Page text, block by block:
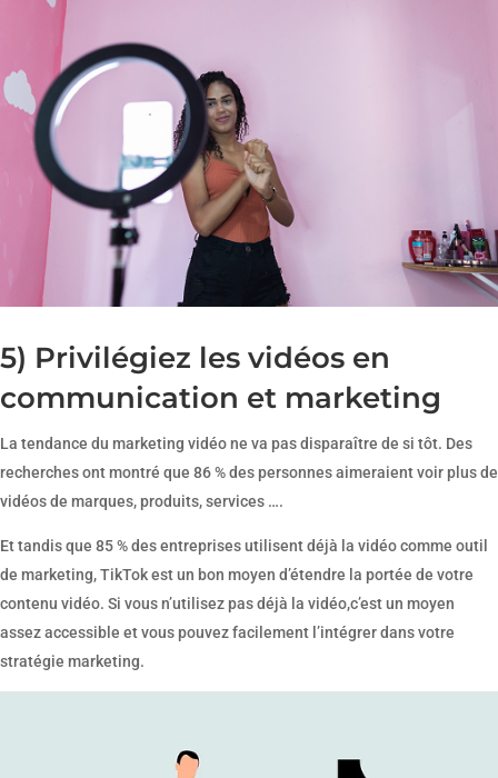
5) Privilégiez les vidéos en
communication et marketing
La tendance du marketing vidéo ne va pas disparaître de si tôt. Des
recherches ont montré que 86 % des personnes aimeraient voir plus de
vidéos de marques, produits, services ….
Et tandis que 85 % des entreprises utilisent déjà la vidéo comme outil
de marketing, TikTok est un bon moyen d’étendre la portée de votre
contenu vidéo. Si vous n’utilisez pas déjà la vidéo,c’est un moyen
assez accessible et vous pouvez facilement l’intégrer dans votre
stratégie marketing.